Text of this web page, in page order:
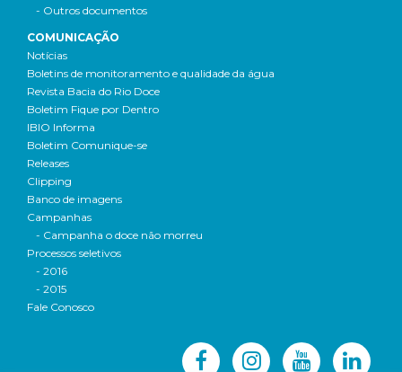
- Outros documentos
COMUNICAÇÃO
Notícias
Boletins de monitoramento e qualidade da água
Revista Bacia do Rio Doce
Boletim Fique por Dentro
IBIO Informa
Boletim Comunique-se
Releases
Clipping
Banco de imagens
Campanhas
- Campanha o doce não morreu
Processos seletivos
- 2016
- 2015
Fale Conosco